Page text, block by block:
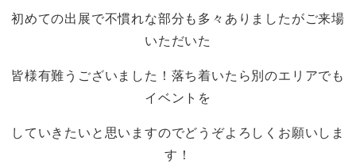
初めての出展で不慣れな部分も多々ありましたがご来場
いただいた
皆様有難うございました！落ち着いたら別のエリアでも
イベントを
していきたいと思いますのでどうぞよろしくお願いしま
す！